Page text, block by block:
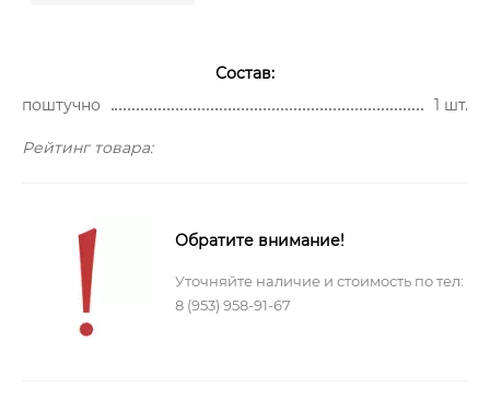
Состав:
поштучно
1 шт.
Рейтинг товара:
Обратите внимание!
Уточняйте наличие и стоимость по тел:
8 (953) 958-91-67